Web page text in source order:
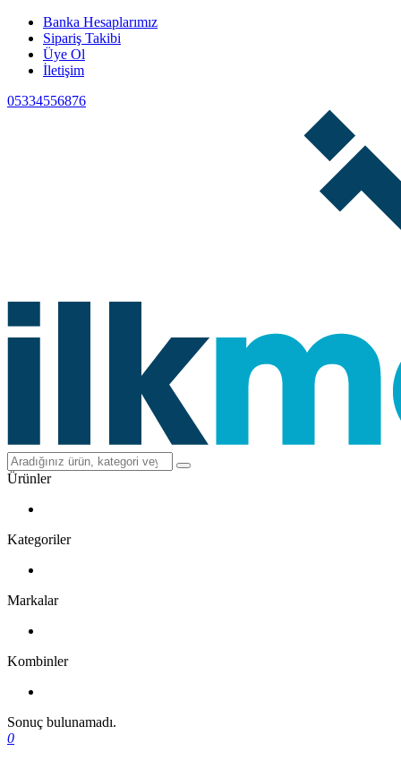
Banka Hesaplarımız
Sipariş Takibi
Üye Ol
İletişim
05334556876
Ürünler
Kategoriler
Markalar
Kombinler
Sonuç bulunamadı.
0